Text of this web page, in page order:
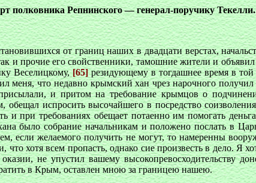
полковника Репнинского — генерал-поручику Текелли.
от границ наших в двадцати верстах,
и прочие его свойственники, тамошние жители и
Веселицкому,[65]резидующему в тогдашнее время в
меня, что недавно крымский хан чрез нарочного
и притом на требование крымцов о
испросить высочайшего в посредство
и при требованиях обещает потаенно им помогать
было собрание начальникам и положено послать в
если желаемого получить не могут, то намеренны
хотя всем пропасть, однако сие произвесть в дело. Я
не упустил вашему высокопревосходительству
в Крым, оставлен мною за границею нашею.